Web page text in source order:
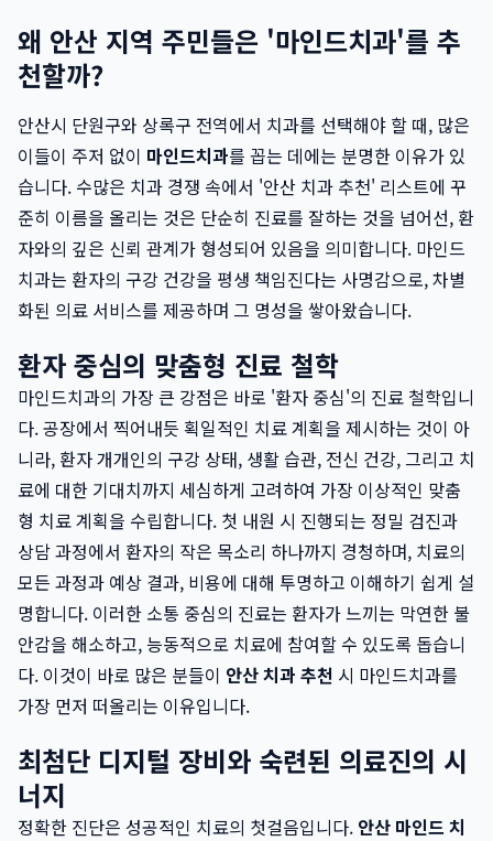
왜 안산 지역 주민들은 '마인드치과'를 추
천할까?
안산시 단원구와 상록구 전역에서 치과를 선택해야 할 때, 많은
이들이 주저 없이 마인드치과를 꼽는 데에는 분명한 이유가 있
습니다. 수많은 치과 경쟁 속에서 '안산 치과 추천' 리스트에 꾸
준히 이름을 올리는 것은 단순히 진료를 잘하는 것을 넘어선, 환
자와의 깊은 신뢰 관계가 형성되어 있음을 의미합니다. 마인드
치과는 환자의 구강 건강을 평생 책임진다는 사명감으로, 차별
화된 의료 서비스를 제공하며 그 명성을 쌓아왔습니다.
환자 중심의 맞춤형 진료 철학
마인드치과의 가장 큰 강점은 바로 '환자 중심'의 진료 철학입니
다. 공장에서 찍어내듯 획일적인 치료 계획을 제시하는 것이 아
니라, 환자 개개인의 구강 상태, 생활 습관, 전신 건강, 그리고 치
료에 대한 기대치까지 세심하게 고려하여 가장 이상적인 맞춤
형 치료 계획을 수립합니다. 첫 내원 시 진행되는 정밀 검진과
상담 과정에서 환자의 작은 목소리 하나까지 경청하며, 치료의
모든 과정과 예상 결과, 비용에 대해 투명하고 이해하기 쉽게 설
명합니다. 이러한 소통 중심의 진료는 환자가 느끼는 막연한 불
안감을 해소하고, 능동적으로 치료에 참여할 수 있도록 돕습니
다. 이것이 바로 많은 분들이 안산 치과 추천 시 마인드치과를
가장 먼저 떠올리는 이유입니다.
최첨단 디지털 장비와 숙련된 의료진의 시
너지
정확한 진단은 성공적인 치료의 첫걸음입니다. 안산 마인드 치